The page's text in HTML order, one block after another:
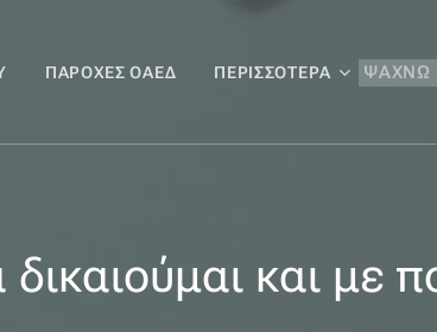
ΠΑΡΟΧΈΣ ΟΑΕΔ ΠΕΡΙΣΣΌΤΕΡΑ
και με